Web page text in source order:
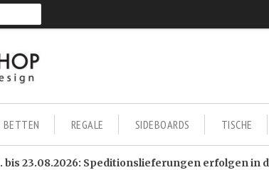
BETTEN REGALE SIDEBOARDS TISCHE
bis 23.08.2026: Speditionslieferungen erfolgen